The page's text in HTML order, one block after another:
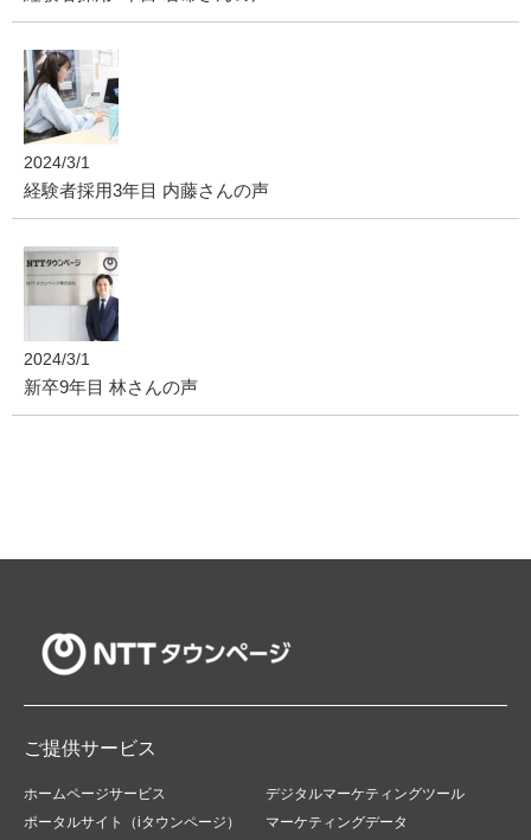
2024/3/1
経験者採用3年目 内藤さんの声
2024/3/1
新卒9年目 林さんの声
ご提供サービス
ホームページサービス
デジタルマーケティングツール
ポータルサイト（iタウンページ）
マーケティングデータ